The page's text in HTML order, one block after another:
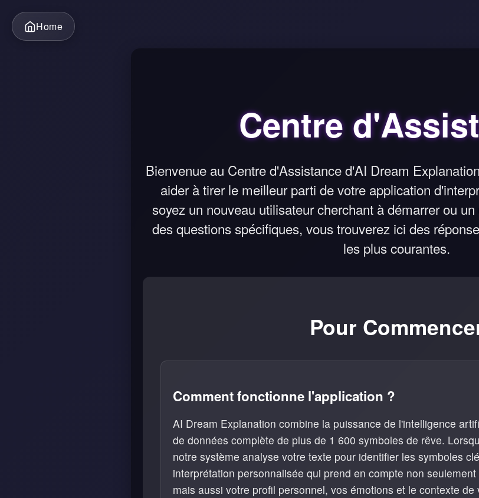
Home
Centre
Bienvenue au Centre d'Assistance d'AI Dream
aider à tirer le meilleur parti de votre application
soyez un nouveau utilisateur cherchant à démarrer ou
des questions spécifiques, vous trouverez ici des
les plus courantes.
Pour
Comment fonctionne l'application ?
AI Dream Explanation combine la puissance de l'intelligence
de données complète de plus de 1 600 symboles de rêve.
notre système analyse votre texte pour identifier les symboles
interprétation personnalisée qui prend en compte non
mais aussi votre profil personnel, vos émotions et le contexte